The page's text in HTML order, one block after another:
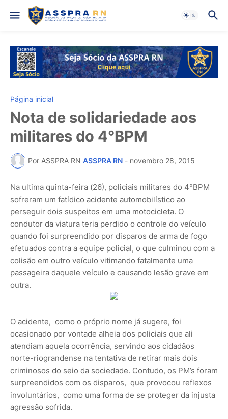
Página inicial
Nota de solidariedade aos
militares do 4°BPM
Por ASSPRA RN ASSPRA RN - novembro 28, 2015
Na ultima quinta-feira (26), policiais militares do 4°BPM
sofreram um fatídico acidente automobilístico ao
perseguir dois suspeitos em uma motocicleta. O
condutor da viatura teria perdido o controle do veículo
quando foi surpreendido por disparos de arma de fogo
efetuados contra a equipe policial, o que culminou com a
colisão em outro veículo vitimando fatalmente uma
passageira daquele veículo e causando lesão grave em
outra.
O acidente, como o próprio nome já sugere, foi
ocasionado por vontade alheia dos policiais que ali
atendiam aquela ocorrência, servindo aos cidadãos
norte-riograndense na tentativa de retirar mais dois
criminosos do seio da sociedade. Contudo, os PM’s foram
surpreendidos com os disparos, que provocou reflexos
involuntários, como uma forma de se proteger da injusta
agressão sofrida.